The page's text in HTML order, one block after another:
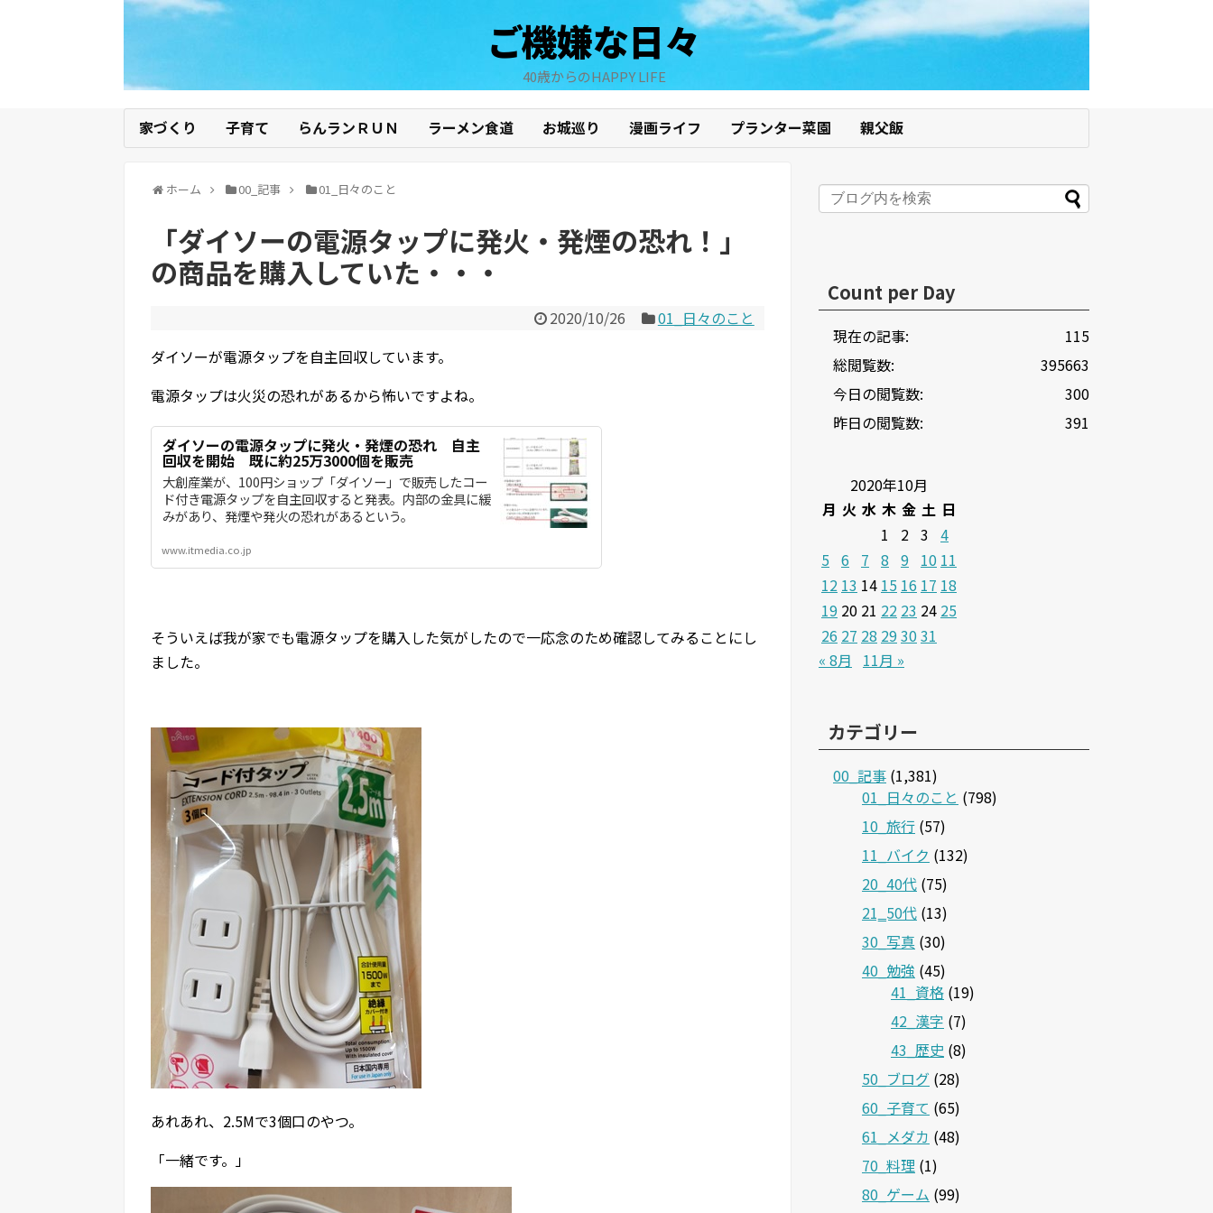
ご機嫌な日々
40歳からのHAPPY LIFE
家づくり 子育て らんランＲＵＮ ラーメン食道 お城巡り 漫画ライフ プランター菜園 親父飯
ホーム 00_記事 01_日々のこと
「ダイソーの電源タップに発火・発煙の恐れ！」
の商品を購入していた・・・
2020/10/26
01_日々のこと
ダイソーが電源タップを自主回収しています。
電源タップは火災の恐れがあるから怖いですよね。
ダイソーの電源タップに発火・発煙の恐れ 自主
回収を開始 既に約25万3000個を販売
大創産業が、100円ショップ「ダイソー」で販売したコー
ド付き電源タップを自主回収すると発表。内部の金具に緩
みがあり、発煙や発火の恐れがあるという。
www.itmedia.co.jp
そういえば我が家でも電源タップを購入した気がしたので一応念のため確認してみることにし
ました。
あれあれ、2.5Mで3個口のやつ。
「一緒です。」
Count per Day
115
現在の記事:
395663
総閲覧数:
300
今日の閲覧数:
391
昨日の閲覧数:
2020年10月
月 火 水 木 金 土 日
1
2 3 4
5 6 7 8 9 10 11
12 13 14 15 16 17 18
19 20 21 22 23 24 25
26 27 28 293031
« 8月
11月 »
カテゴリー
00_記事 (1,381)
01_日々のこと (798)
10_旅行 (57)
11_バイク (132)
20_40代 (75)
21‗50代 (13)
30_写真 (30)
40_勉強 (45)
41_資格 (19)
42_漢字 (7)
43_歴史 (8)
50_ブログ (28)
60_子育て (65)
61_メダカ (48)
70_料理 (1)
80_ゲーム (99)